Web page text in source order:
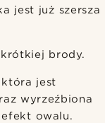
jest już szersza
brody.
jest
wyrzeźbiona
owalu.